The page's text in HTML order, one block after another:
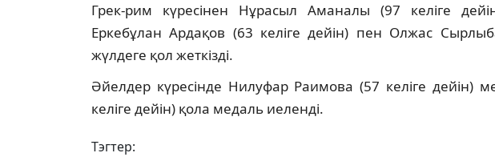
Грек-рим күресінен Нұрасыл Аманалы (97 келіге
Еркебұлан Ардақов (63 келіге дейін) пен Олжас
жүлдеге қол жеткізді.
Әйелдер күресінде Нилуфар Раимова (57 келіге дейін)
келіге дейін) қола медаль иеленді.
Тэгтер: